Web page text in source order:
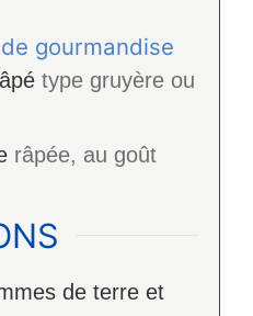
gourmandise
type gruyère ou
râpée, au goût
de terre et